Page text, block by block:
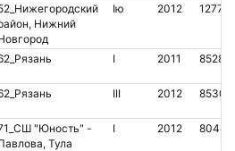
Нижний
Iю 2012
I 2011
III 2012
"Юность" -
Тула
I 2012